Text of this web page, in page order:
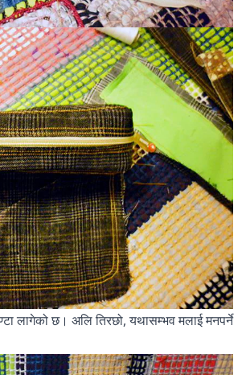
लागेको छ। अलि तिरछो, यथासम्भव मलाई मनपर्ने